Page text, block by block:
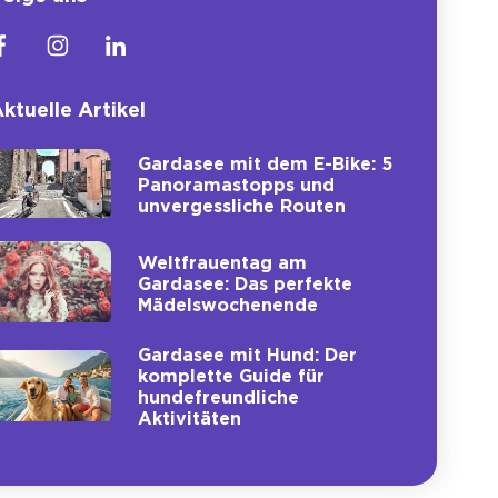
Artikel
Gardasee mit dem E-Bike: 5
Panoramastopps und
unvergessliche Routen
Weltfrauentag am
Gardasee: Das perfekte
Mädelswochenende
Gardasee mit Hund: Der
komplette Guide für
hundefreundliche
Aktivitäten